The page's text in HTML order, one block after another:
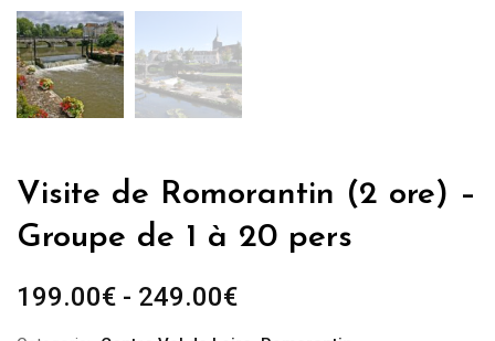
Visite de Romorantin (2 ore) –
Groupe de 1 à 20 pers
199.00€ - 249.00€Fascia